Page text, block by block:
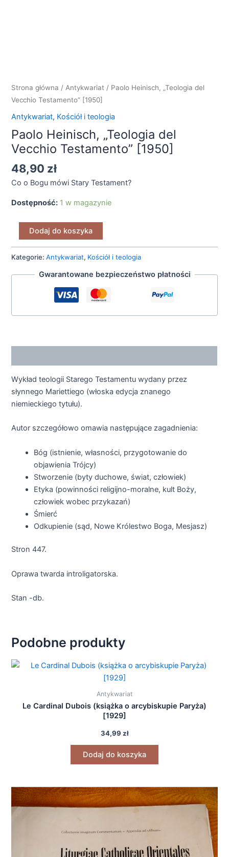
Strona główna / Antykwariat / Paolo Heinisch, „Teologia del
Vecchio Testamento” [1950]
Antykwariat, Kościół i teologia
Paolo Heinisch, „Teologia del
Vecchio Testamento” [1950]
48,90 zł
Co o Bogu mówi Stary Testament?
Dostępność: 1 w magazynie
Dodaj do koszyka
Kategorie:Antykwariat, Kościół i teologia
Gwarantowane bezpieczeństwo płatności
Wykład teologii Starego Testamentu wydany przez
słynnego Mariettiego (włoska edycja znanego
niemieckiego tytułu).
Autor szczegółowo omawia następujące zagadnienia:
Bóg (istnienie, własności, przygotowanie do
objawienia Trójcy)
Stworzenie (byty duchowe, świat, człowiek)
Etyka (powinności religijno-moralne, kult Boży,
człowiek wobec przykazań)
Śmierć
Odkupienie (sąd, Nowe Królestwo Boga, Mesjasz)
Stron 447.
Oprawa twarda introligatorska.
Stan -db.
Podobne produkty
Antykwariat
Le Cardinal Dubois (książka o arcybiskupie Paryża)
[1929]
34,99 zł
Dodaj do koszyka